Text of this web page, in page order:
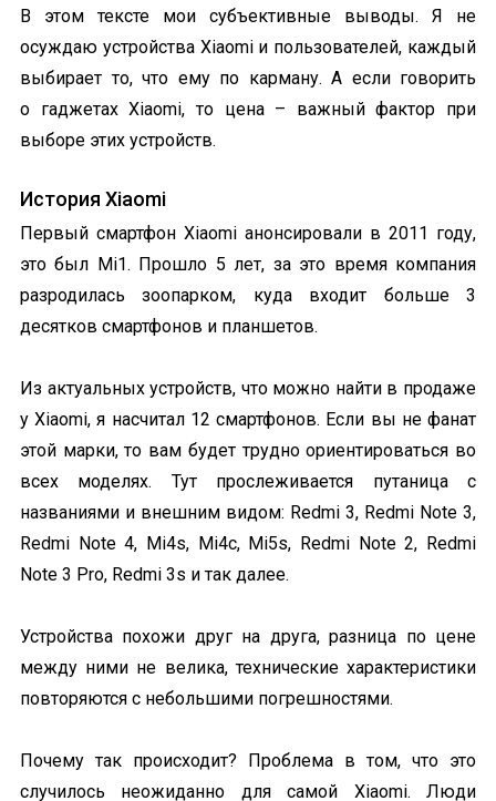
В этом тексте мои субъективные выводы. Я не
осуждаю устройства Xiaomi и пользователей, каждый
выбирает то, что ему по карману. А если говорить
о гаджетах Xiaomi, то цена – важный фактор при
выборе этих устройств.
История Xiaomi
Первый смартфон Xiaomi анонсировали в 2011 году,
это был Mi1. Прошло 5 лет, за это время компания
разродилась зоопарком, куда входит больше 3
десятков смартфонов и планшетов.
Из актуальных устройств, что можно найти в продаже
у Xiaomi, я насчитал 12 смартфонов. Если вы не фанат
этой марки, то вам будет трудно ориентироваться во
всех моделях. Тут прослеживается путаница с
названиями и внешним видом: Redmi 3, Redmi Note 3,
Redmi Note 4, Mi4s, Mi4c, Mi5s, Redmi Note 2, Redmi
Note 3 Pro, Redmi 3s и так далее.
Устройства похожи друг на друга, разница по цене
между ними не велика, технические характеристики
повторяются с небольшими погрешностями.
Почему так происходит? Проблема в том, что это
случилось неожиданно для самой Xiaomi. Люди